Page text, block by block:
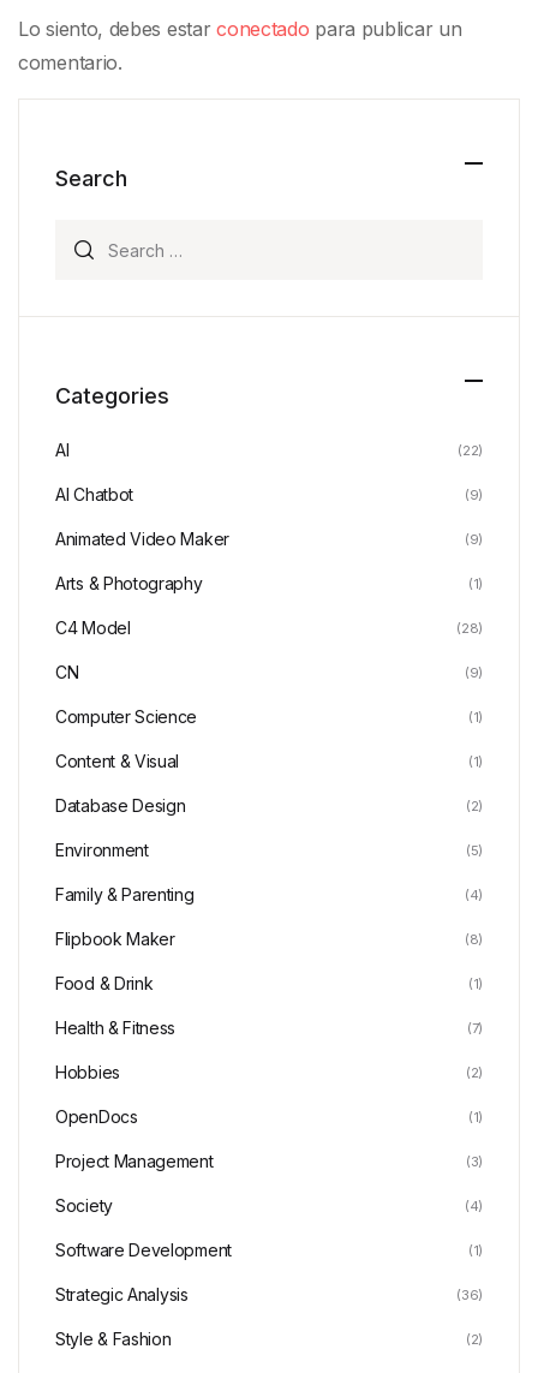
Lo siento, debes estarconectado para publicar un
comentario.
Search
Categories
AI (22)
AI Chatbot (9)
Animated Video Maker (9)
Arts & Photography (1)
C4 Model (28)
CN (9)
Computer Science (1)
Content & Visual (1)
Database Design (2)
Environment (5)
Family & Parenting (4)
Flipbook Maker (8)
Food & Drink (1)
Health & Fitness (7)
Hobbies (2)
OpenDocs (1)
Project Management (3)
Society (4)
Software Development (1)
Strategic Analysis (36)
Style & Fashion (2)